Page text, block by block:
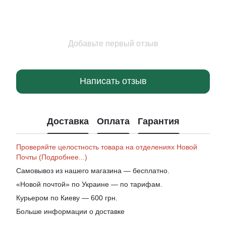
Добавьте первый отзыв
Написать отзыв
Доставка Оплата Гарантия
Проверяйте целостность товара на отделениях Новой
Почты (Подробнее...)
Самовывоз из нашего магазина — бесплатно.
«Новой почтой» по Украине — по тарифам.
Курьером по Киеву — 600 грн.
Больше информации о доставке